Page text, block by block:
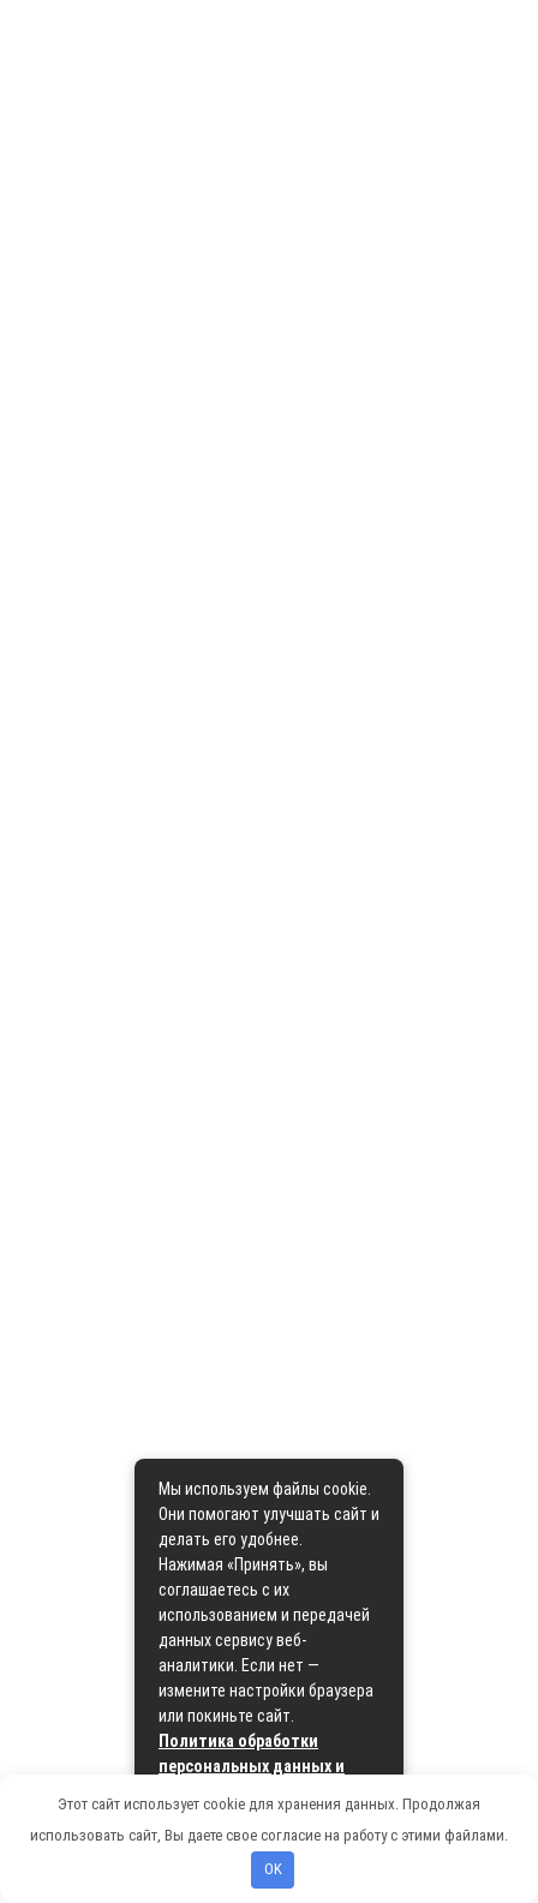
Мы используем файлы cookie.
Они помогают улучшать сайт и
делать его удобнее.
Нажимая «Принять», вы
соглашаетесь с их
использованием и передачей
данных сервису веб-
аналитики. Если нет —
измените настройки браузера
или покиньте сайт.
Политика обработки
персональных данных и
Принять
Этот сайт использует cookie для хранения данных. Продолжая
использовать сайт, Вы даете свое согласие на работу с этими файлами.
OK